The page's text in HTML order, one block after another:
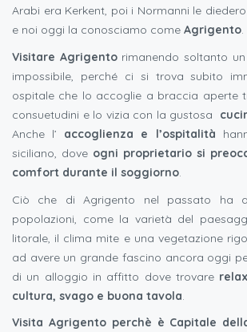
Arabi era Kerkent, poi i Normanni le
e noi oggi la conosciamo come Agrigento.
Visitare Agrigentorimanendo soltanto
impossibile, perché ci si trova subito
ospitale che lo accoglie a braccia aperte
consuetudini e lo vizia con la gustosa
Anche l’ accoglienza e l’ospitalità
siciliano, dove ogni proprietario si
comfort durante il soggiorno.
Ciò che di Agrigento nel passato ha
popolazioni, come la varietà del
litorale, il clima mite e una vegetazione
ad avere un grande fascino ancora oggi
di un alloggio in affitto dove trovare
cultura, svago e buona tavola.
Visita Agrigento perchè è Capitale